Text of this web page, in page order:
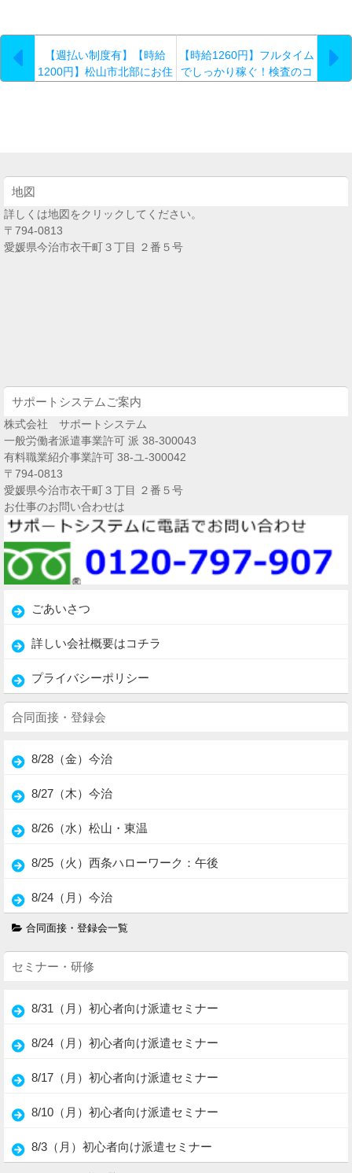
【週払い制度有】【時給
1200円】松山市北部にお住
【時給1260円】フルタイム
でしっかり稼ぐ！検査のコ
地図
詳しくは地図をクリックしてください。
〒794-0813
愛媛県今治市衣干町３丁目 ２番５号
サポートシステムご案内
株式会社 サポートシステム
一般労働者派遣事業許可 派 38-300043
有料職業紹介事業許可 38-ユ-300042
〒794-0813
愛媛県今治市衣干町３丁目 ２番５号
お仕事のお問い合わせは
ごあいさつ
詳しい会社概要はコチラ
プライバシーポリシー
合同面接・登録会
8/28（金）今治
8/27（木）今治
8/26（水）松山・東温
8/25（火）西条ハローワーク：午後
8/24（月）今治
合同面接・登録会一覧
セミナー・研修
8/31（月）初心者向け派遣セミナー
8/24（月）初心者向け派遣セミナー
8/17（月）初心者向け派遣セミナー
8/10（月）初心者向け派遣セミナー
8/3（月）初心者向け派遣セミナー